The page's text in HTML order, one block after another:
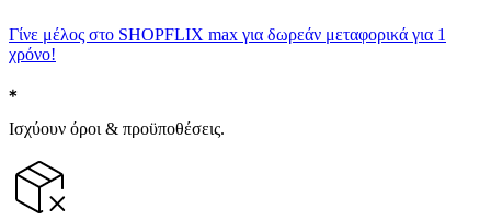
Γίνε μέλος στο SHOPFLIX max για δωρεάν μεταφορικά για 1
χρόνο!
Ισχύουν όροι & προϋποθέσεις.